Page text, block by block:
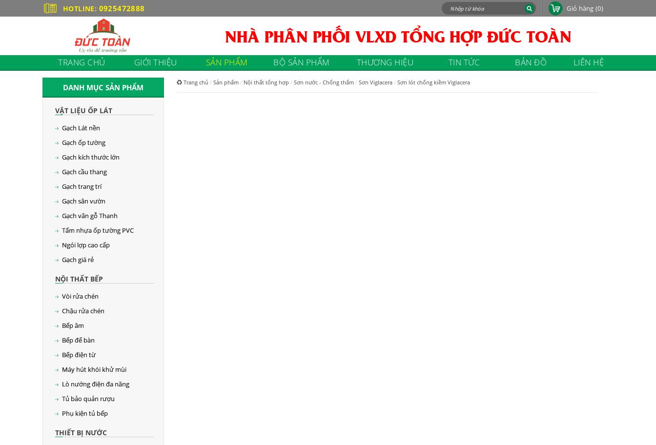
HOTLINE: 0925472888 Giỏ hàng(0)
TRANG CHỦ GIỚI THIỆU SẢN PHẨM BỘ SẢN PHẨM THƯƠNG HIỆU TIN TỨC BẢN ĐỒ LIÊN HỆ
DANH MỤC SẢN PHẨM
VẬT LIỆU ỐP LÁT
Gạch Lát nền
Gạch ốp tường
Gạch kích thước lớn
Gạch cầu thang
Gạch trang trí
Gạch sân vườn
Gạch vân gỗ Thanh
Tấm nhựa ốp tường PVC
Ngói lợp cao cấp
Gạch giá rẻ
NỘI THẤT BẾP
Vòi rửa chén
Chậu rửa chén
Bếp âm
Bếp để bàn
Bếp điện từ
Máy hút khói khử mùi
Lò nướng điện đa năng
Tủ bảo quản rượu
Phụ kiện tủ bếp
THIẾT BỊ NƯỚC
Trang chủ Sản phẩm Nội thất tổng hợp Sơn nước - Chống thấm Sơn Viglacera Sơn lót chống kiềm Viglacera